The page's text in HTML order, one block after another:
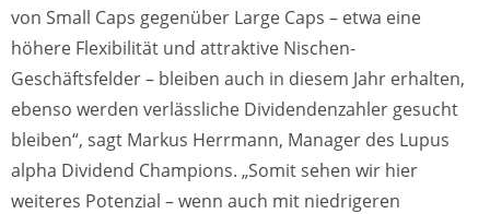
von Small Caps gegenüber Large Caps – etwa eine
höhere Flexibilität und attraktive Nischen-
Geschäftsfelder – bleiben auch in diesem Jahr erhalten,
ebenso werden verlässliche Dividendenzahler gesucht
bleiben“, sagt Markus Herrmann, Manager des Lupus
alpha Dividend Champions. „Somit sehen wir hier
weiteres Potenzial – wenn auch mit niedrigeren